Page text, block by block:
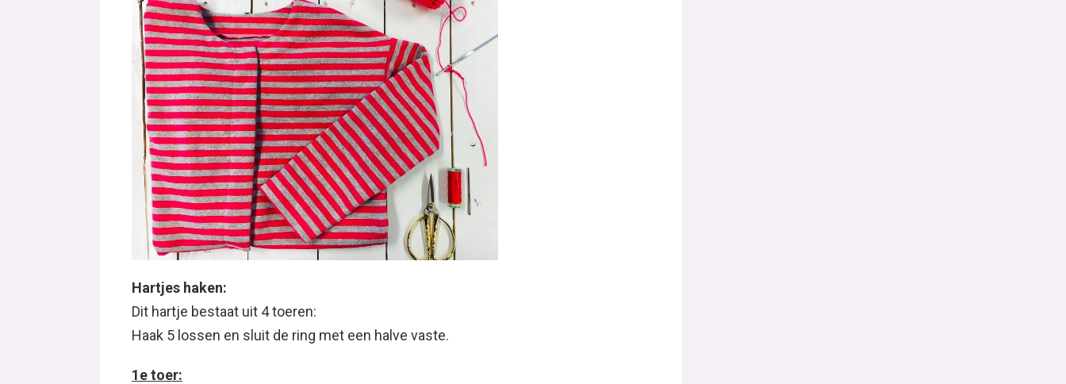
Hartjes haken:
Dit hartje bestaat uit 4 toeren:
Haak 5 lossen en sluit de ring met een halve vaste.
1e toer: